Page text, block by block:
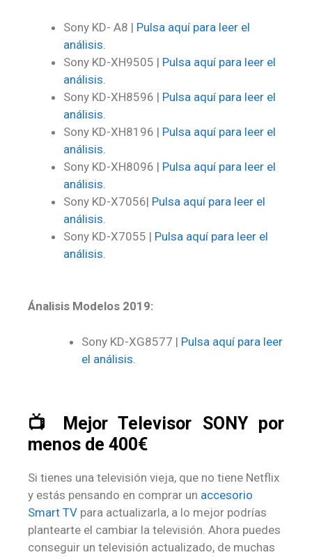
Sony KD- A8 | Pulsa aquí para leer el
análisis.
Sony KD-XH9505 | Pulsa aquí para leer el
análisis.
Sony KD-XH8596 | Pulsa aquí para leer el
análisis.
Sony KD-XH8196 | Pulsa aquí para leer el
análisis.
Sony KD-XH8096 | Pulsa aquí para leer el
análisis.
Sony KD-X7056| Pulsa aquí para leer el
análisis.
Sony KD-X7055 | Pulsa aquí para leer el
análisis.
Ánalisis Modelos 2019:
Sony KD-XG8577 | Pulsa aquí para leer
el análisis.
📺 Mejor Televisor SONY por
menos de 400€
Si tienes una televisión vieja, que no tiene Netflix
y estás pensando en comprar un accesorio
Smart TV para actualizarla, a lo mejor podrías
plantearte el cambiar la televisión. Ahora puedes
conseguir un televisión actualizado, de muchas